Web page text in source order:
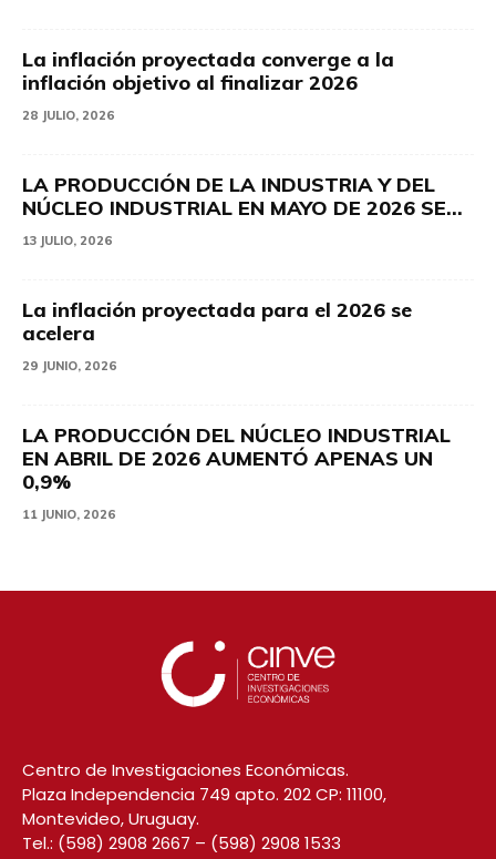
La inflación proyectada converge a la
inflación objetivo al finalizar 2026
28 JULIO, 2026
LA PRODUCCIÓN DE LA INDUSTRIA Y DEL
NÚCLEO INDUSTRIAL EN MAYO DE 2026 SE...
13 JULIO, 2026
La inflación proyectada para el 2026 se
acelera
29 JUNIO, 2026
LA PRODUCCIÓN DEL NÚCLEO INDUSTRIAL
EN ABRIL DE 2026 AUMENTÓ APENAS UN
0,9%
11 JUNIO, 2026
Centro de Investigaciones Económicas.
Plaza Independencia 749 apto. 202 CP: 11100,
Montevideo, Uruguay.
Tel.: (598) 2908 2667 – (598) 2908 1533